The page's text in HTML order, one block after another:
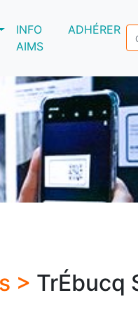
INFO
AIMS
ADHÉRER
> TrÉbucq